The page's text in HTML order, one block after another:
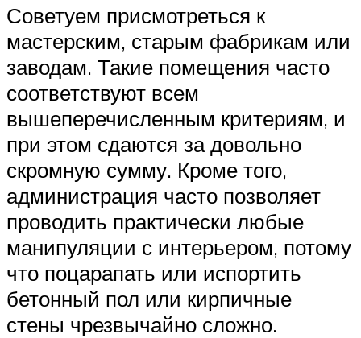
Советуем присмотреться к
мастерским, старым фабрикам или
заводам. Такие помещения часто
соответствуют всем
вышеперечисленным критериям, и
при этом сдаются за довольно
скромную сумму. Кроме того,
администрация часто позволяет
проводить практически любые
манипуляции с интерьером, потому
что поцарапать или испортить
бетонный пол или кирпичные
стены чрезвычайно сложно.